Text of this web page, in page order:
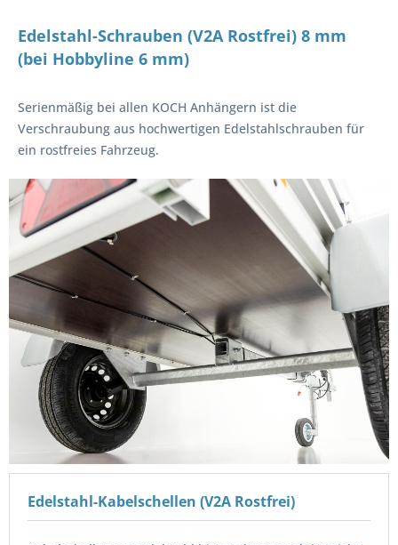
Edelstahl-Schrauben (V2A Rostfrei) 8 mm
(bei Hobbyline 6 mm)
Serienmäßig bei allen KOCH Anhängern ist die
Verschraubung aus hochwertigen Edelstahlschrauben für
ein rostfreies Fahrzeug.
Edelstahl-Kabelschellen (V2A Rostfrei)